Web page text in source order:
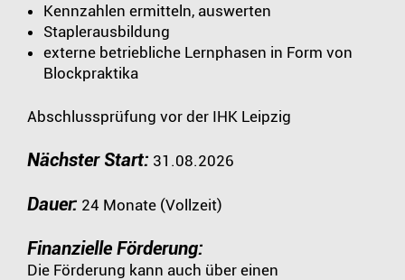
Kennzahlen ermitteln, auswerten
Staplerausbildung
externe betriebliche Lernphasen in Form von
Blockpraktika
Abschlussprüfung vor der IHK Leipzig
Nächster Start: 31.08.2026
Dauer: 24 Monate (Vollzeit)
Finanzielle Förderung:
Die Förderung kann auch über einen